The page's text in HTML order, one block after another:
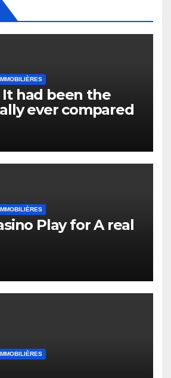
had been the
ever compared
actually?
Learners
Play for A real